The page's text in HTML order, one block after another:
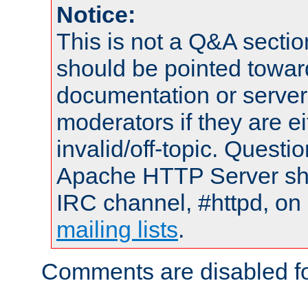
Notice:
This is not a Q&A
should be pointed
documentation or
moderators if they are
invalid/off-topic.
Apache HTTP Server
IRC channel, #httpd,
mailing lists.
Comments are disabled